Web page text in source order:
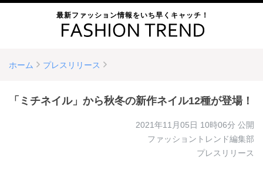
最新ファッション情報をいち早くキャッチ！
ホーム プレスリリース
「ミチネイル」から秋冬の新作ネイル12種が登場！
2021年11月05日 10時06分 公開
ファッショントレンド編集部
プレスリリース